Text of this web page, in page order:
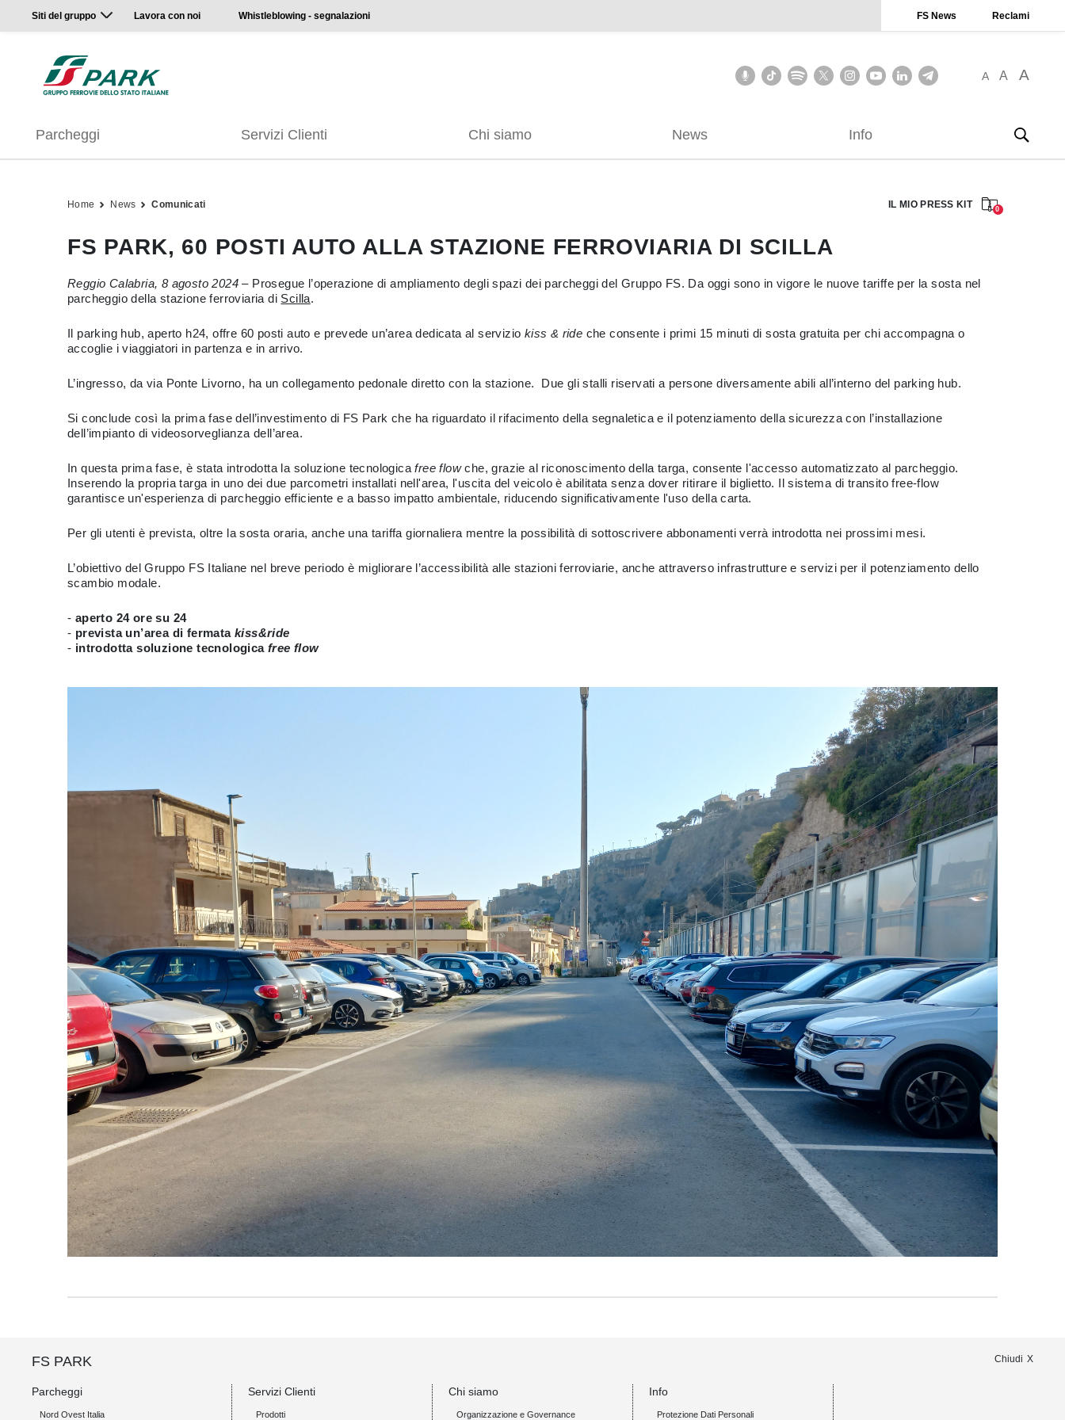
Siti del gruppo Lavora con noi Whistleblowing - segnalazioni FS News Reclami
A A A
Parcheggi Servizi Clienti Chi siamo News Info
Home News Comunicati IL MIO PRESS KIT 0
FS PARK, 60 POSTI AUTO ALLA STAZIONE FERROVIARIA DI SCILLA
Reggio Calabria, 8 agosto 2024 – Prosegue l’operazione di ampliamento degli spazi dei parcheggi del Gruppo FS. Da oggi sono in vigore le nuove tariffe per la sosta nel
parcheggio della stazione ferroviaria di Scilla.
Il parking hub, aperto h24, offre 60 posti auto e prevede un’area dedicata al servizio kiss & ride che consente i primi 15 minuti di sosta gratuita per chi accompagna o
accoglie i viaggiatori in partenza e in arrivo.
L’ingresso, da via Ponte Livorno, ha un collegamento pedonale diretto con la stazione. Due gli stalli riservati a persone diversamente abili all’interno del parking hub.
Si conclude così la prima fase dell’investimento di FS Park che ha riguardato il rifacimento della segnaletica e il potenziamento della sicurezza con l’installazione
dell’impianto di videosorveglianza dell’area.
In questa prima fase, è stata introdotta la soluzione tecnologicafree flowche, grazie al riconoscimento della targa, consente l'accesso automatizzato al parcheggio.
Inserendo la propria targa in uno dei due parcometri installati nell'area, l'uscita del veicolo è abilitata senza dover ritirare il biglietto. Il sistema di transito free-flow
garantisce un'esperienza di parcheggio efficiente e a basso impatto ambientale, riducendo significativamente l'uso della carta.
Per gli utenti è prevista, oltre la sosta oraria, anche una tariffa giornaliera mentre la possibilità di sottoscrivere abbonamenti verrà introdotta nei prossimi mesi.
L’obiettivo del Gruppo FS Italiane nel breve periodo è migliorare l’accessibilità alle stazioni ferroviarie, anche attraverso infrastrutture e servizi per il potenziamento dello
scambio modale.
- aperto 24 ore su 24
- prevista un’area di fermatakiss&ride
- introdotta soluzione tecnologicafree flow
FS PARK Chiudi
Parcheggi
Nord Ovest Italia
Servizi Clienti
Prodotti
Chi siamo
Organizzazione e Governance
Info
Protezione Dati Personali